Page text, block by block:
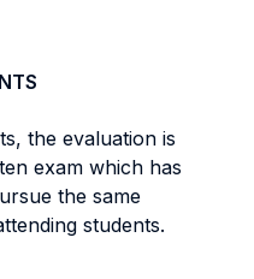
the evaluation is
exam which has
the same
students.